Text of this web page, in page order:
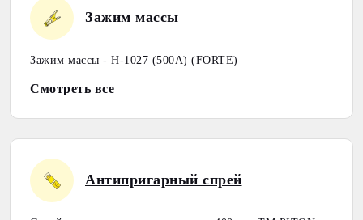
Зажим массы
Зажим массы - H-1027 (500А) (FORTE)
Смотреть все
Антипригарный спрей